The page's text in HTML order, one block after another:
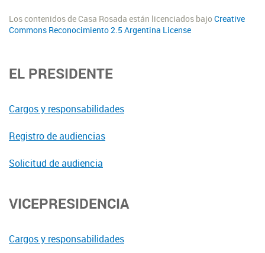
Los contenidos de Casa Rosada están licenciados bajoCreative
Commons Reconocimiento 2.5 Argentina License
EL PRESIDENTE
Cargos y responsabilidades
Registro de audiencias
Solicitud de audiencia
VICEPRESIDENCIA
Cargos y responsabilidades